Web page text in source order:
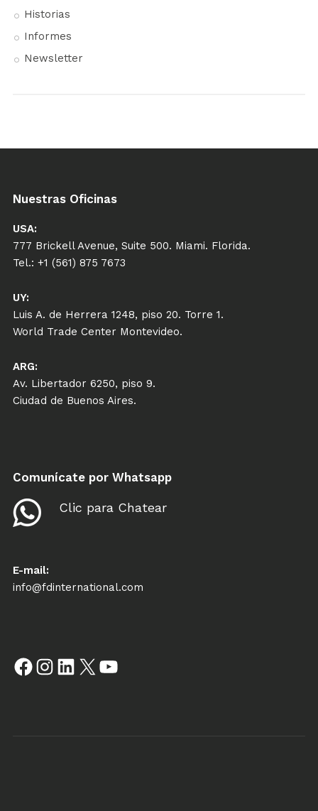
Historias
Informes
Newsletter
Nuestras Oficinas
USA:
777 Brickell Avenue, Suite 500. Miami. Florida.
Tel.: +1 (561) 875 7673
UY:
Luis A. de Herrera 1248, piso 20. Torre 1.
World Trade Center Montevideo.
ARG:
Av. Libertador 6250, piso 9.
Ciudad de Buenos Aires.
Comunícate por Whatsapp
Clic para Chatear
E-mail:
info@fdinternational.com